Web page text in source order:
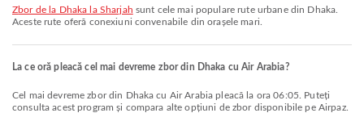
zbor de la Dhaka la Sharjah sunt cele mai populare rute urbane din Dhaka.
Aceste rute oferă conexiuni convenabile din orașele mari.
La ce oră pleacă cel mai devreme zbor din Dhaka cu Air Arabia?
Cel mai devreme zbor din Dhaka cu Air Arabia pleacă la ora 06:05. Puteți
consulta acest program și compara alte opțiuni de zbor disponibile pe Airpaz.